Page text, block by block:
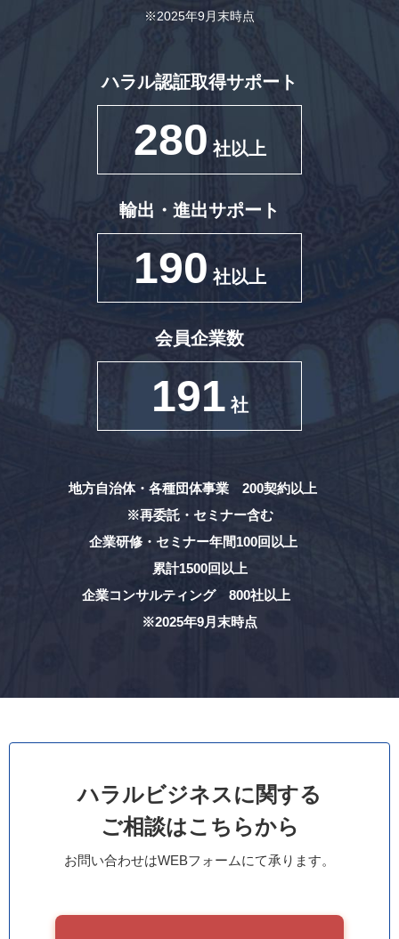
※2025年9月末時点
ハラル認証取得サポート
280 社以上
輸出・進出サポート
190 社以上
会員企業数
191 社
地方自治体・各種団体事業 200契約以上
※再委託・セミナー含む
企業研修・セミナー年間100回以上
累計1500回以上
企業コンサルティング 800社以上
※2025年9月末時点
ハラルビジネスに関する
ご相談はこちらから
お問い合わせはWEBフォームにて承ります。